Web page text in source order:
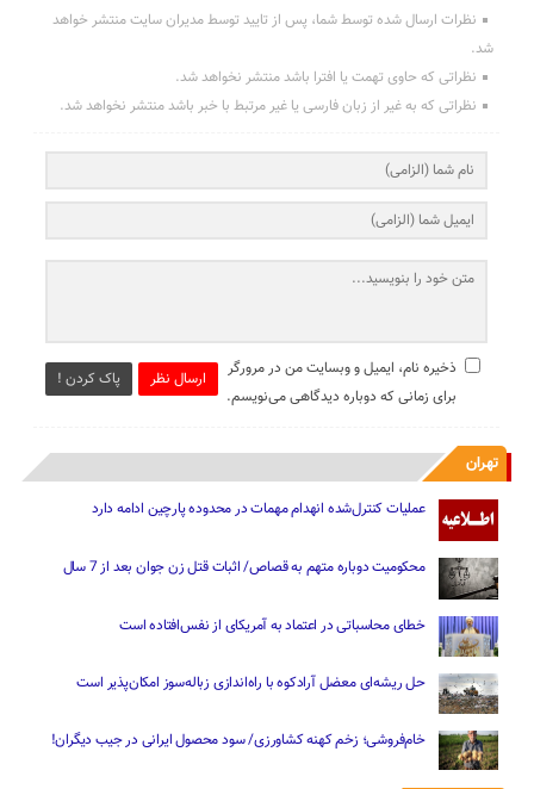
نظرات ارسال شده توسط شما، پس از تایید توسط مدیران سایت منتشر خواهد
شد.
نظراتی که حاوی تهمت یا افترا باشد منتشر نخواهد شد.
نظراتی که به غیر از زبان فارسی یا غیر مرتبط با خبر باشد منتشر نخواهد شد.
ارسال نظر پاک کردن !
ذخیره نام، ایمیل و وبسایت من در مرورگر
برای زمانی که دوباره دیدگاهی می‌نویسم.
تهران
عملیات کنترل‌شده انهدام مهمات در محدوده پارچین ادامه دارد
محکومیت دوباره متهم به قصاص/ اثبات قتل زن جوان بعد از 7 سال
خطای محاسباتی در اعتماد به آمریکای از نفس‌افتاده است
حل ریشه‌ای معضل آرادکوه با راه‌اندازی زباله‌سوز امکان‌پذیر است
خام‌فروشی؛ زخم کهنه کشاورزی/ سود محصول ایرانی در جیب دیگران!